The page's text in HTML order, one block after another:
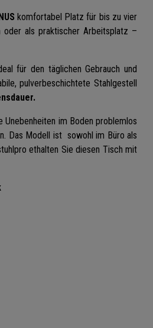
komfortabel Platz für bis zu vier
oder als praktischer Arbeitsplatz –
für den täglichen Gebrauch und
pulverbeschichtete Stahlgestell
Unebenheiten im Boden problemlos
Das Modell ist sowohl im Büro als
ethalten Sie diesen Tisch mit